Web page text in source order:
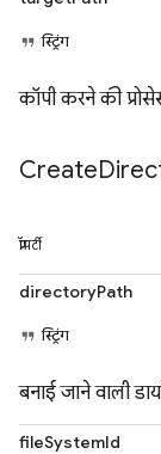
स्ट्रिंग
कॉपी करने की
Create
प्रॉपर्टी
directoryPath
स्ट्रिंग
बनाई जाने वाली
fileSystemId